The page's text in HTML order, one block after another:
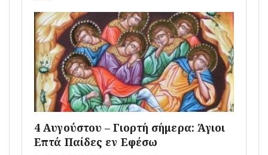
4 Αυγούστου – Γιορτή σήμερα: Άγιοι
Επτά Παίδες εν Εφέσω